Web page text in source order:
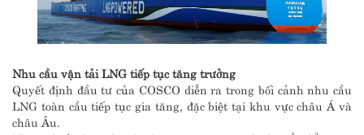
Nhu cầu vận tải LNG tiếp tục tăng trưởng
Quyết định đầu tư của COSCO diễn ra trong bối cảnh nhu cầu
LNG toàn cầu tiếp tục gia tăng, đặc biệt tại khu vực châu Á và
châu Âu.